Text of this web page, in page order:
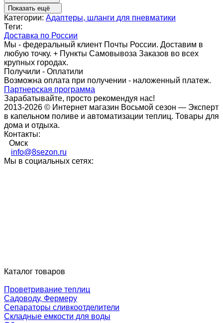
Показать ещё
Категории: Адаптеры, шланги для пневматики
Теги:
Доставка по России
Мы - федеральный клиент Почты России. Доставим в
любую точку. + Пункты Самовывоза Заказов во всех
крупных городах.
Получили - Оплатили
Возможна оплата при получении - наложенный платеж.
Партнерская программа
Зарабатывайте, просто рекомендуя нас!
2013-2026 © Интернет магазин Восьмой сезон — Эксперт
в капельном поливе и автоматизации теплиц. Товары для
дома и отдыха.
Контакты:
Омск
info@8sezon.ru
Мы в социальных сетях:
Каталог товаров
Проветривание теплиц
Садоводу, Фермеру
Сепараторы сливкоотделители
Складные емкости для воды